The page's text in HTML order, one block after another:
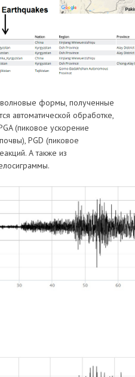
формы, полученные
автоматической обработке,
(пиковое ускорение
PGD (пиковое
А также из